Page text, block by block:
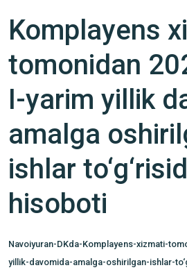
Komplayens
tomonidan
I-yarim yillik
amalga
ishlar
hisoboti
Navoiyuran-DKda-Komplayens-xizmati-
yillik-davomida-amalga-oshirilgan-ishlar-